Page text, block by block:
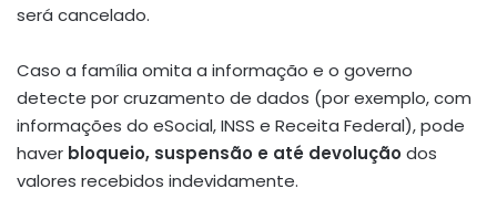
será cancelado.
Caso a família omita a informação e o governo
detecte por cruzamento de dados (por exemplo, com
informações do eSocial, INSS e Receita Federal), pode
haver bloqueio, suspensão e até devolução dos
valores recebidos indevidamente.